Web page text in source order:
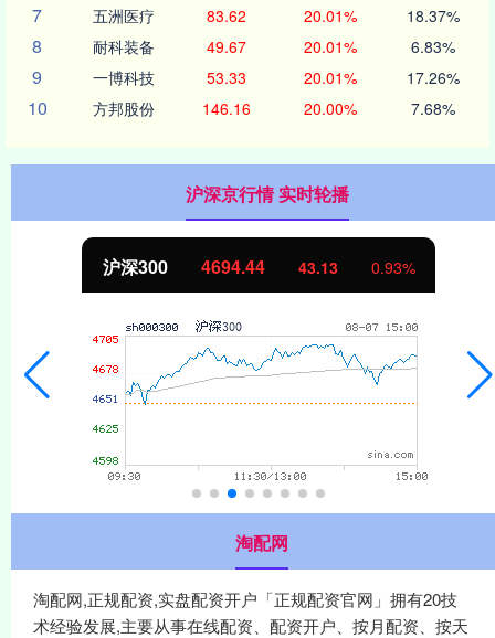
7 五洲医疗 83.62 20.01% 18.37%
8 耐科装备 49.67 20.01% 6.83%
9 一博科技 53.33 20.01% 17.26%
10 方邦股份 146.16 20.00% 7.68%
沪深京行情 实时轮播
沪深300 4694.44 43.13 0.93%
淘配网
淘配网,正规配资,实盘配资开户「正规配资官网」拥有20技
术经验发展,主要从事在线配资、配资开户、按月配资、按天